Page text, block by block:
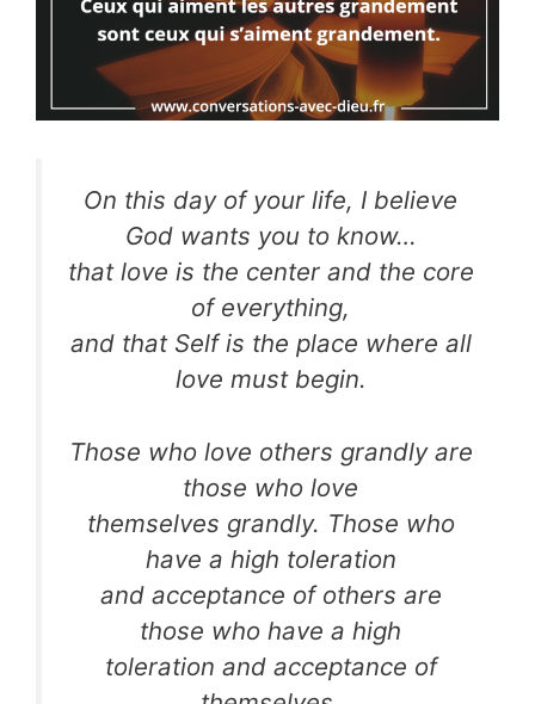
On this day of your life, I believe
God wants you to know…
that love is the center and the core
of everything,
and that Self is the place where all
love must begin.
Those who love others grandly are
those who love
themselves grandly. Those who
have a high toleration
and acceptance of others are
those who have a high
toleration and acceptance of